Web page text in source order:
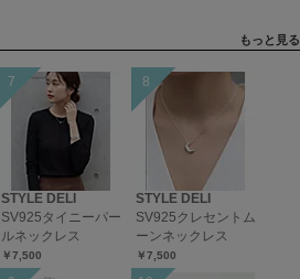
STYLE DELI
SV925タイニーパー
ルネックレス
￥7,500
STYLE DELI
SV925クレセントム
ーンネックレス
￥7,500
もっと見る